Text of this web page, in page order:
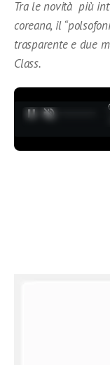
Tra le novità più
coreana, il
trasparente e due
Class.